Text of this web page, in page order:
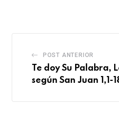
POST ANTERIOR
Te doy Su Palabra,
según San Juan 1,1-